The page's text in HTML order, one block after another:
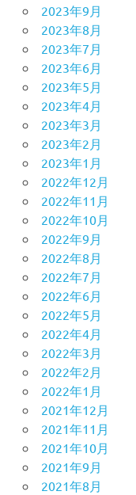
2023年9月
2023年8月
2023年7月
2023年6月
2023年5月
2023年4月
2023年3月
2023年2月
2023年1月
2022年12月
2022年11月
2022年10月
2022年9月
2022年8月
2022年7月
2022年6月
2022年5月
2022年4月
2022年3月
2022年2月
2022年1月
2021年12月
2021年11月
2021年10月
2021年9月
2021年8月